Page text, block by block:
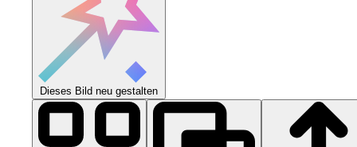
Dieses Bild neu gestalten